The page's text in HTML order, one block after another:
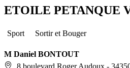
ETOILE PETANQUE
Sport Sortir et Bouger
M Daniel BONTOUT